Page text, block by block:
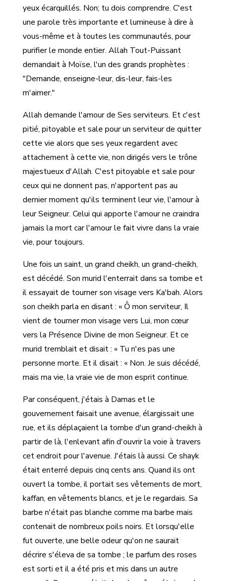
yeux écarquillés. Non; tu dois comprendre. C'est
une parole très importante et lumineuse à dire à
vous-même et à toutes les communautés, pour
purifier le monde entier. Allah Tout-Puissant
demandait à Moïse, l'un des grands prophètes :
"Demande, enseigne-leur, dis-leur, fais-les
m'aimer."
Allah demande l'amour de Ses serviteurs. Et c'est
pitié, pitoyable et sale pour un serviteur de quitter
cette vie alors que ses yeux regardent avec
attachement à cette vie, non dirigés vers le trône
majestueux d'Allah. C'est pitoyable et sale pour
ceux qui ne donnent pas, n'apportent pas au
dernier moment qu'ils terminent leur vie, l'amour à
leur Seigneur. Celui qui apporte l'amour ne craindra
jamais la mort car l'amour le fait vivre dans la vraie
vie, pour toujours.
Une fois un saint, un grand cheikh, un grand-cheikh,
est décédé. Son murid l'enterrait dans sa tombe et
il essayait de tourner son visage vers Ka'bah. Alors
son cheikh parla en disant : « Ô mon serviteur, Il
vient de tourner mon visage vers Lui, mon cœur
vers la Présence Divine de mon Seigneur. Et ce
murid tremblait et disait : « Tu n'es pas une
personne morte. Et il disait : « Non. Je suis décédé,
mais ma vie, la vraie vie de mon esprit continue.
Par conséquent, j'étais à Damas et le
gouvernement faisait une avenue, élargissait une
rue, et ils déplaçaient la tombe d'un grand-cheikh à
partir de là, l'enlevant afin d'ouvrir la voie à travers
cet endroit pour l'avenue. J'étais là aussi. Ce shayk
était enterré depuis cinq cents ans. Quand ils ont
ouvert la tombe, il portait ses vêtements de mort,
kaffan, en vêtements blancs, et je le regardais. Sa
barbe n'était pas blanche comme ma barbe mais
contenait de nombreux poils noirs. Et lorsqu'elle
fut ouverte, une belle odeur qu'on ne saurait
décrire s'éleva de sa tombe ; le parfum des roses
est sorti et il a été pris et mis dans un autre